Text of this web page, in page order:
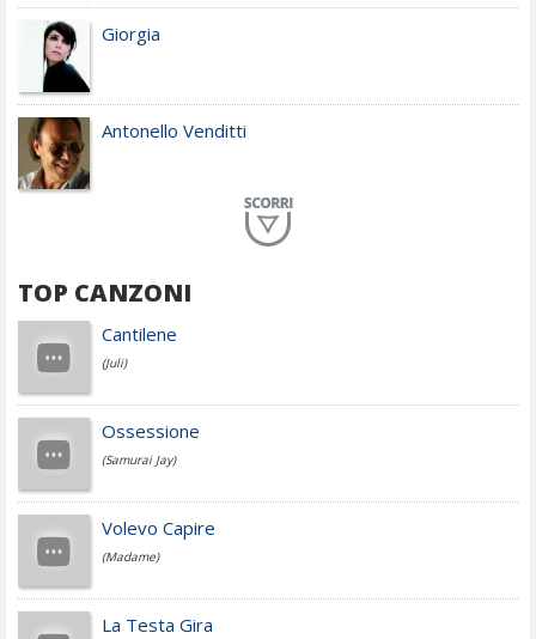
Giorgia
Antonello Venditti
Achille Lauro
Cesare Cremonini
Jovanotti
Fedez
TOP CANZONI
Cantilene
(Juli)
Ossessione
(Samurai Jay)
Volevo Capire
(Madame)
La Testa Gira